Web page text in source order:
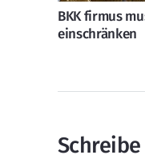
BKK firmus
einschränken